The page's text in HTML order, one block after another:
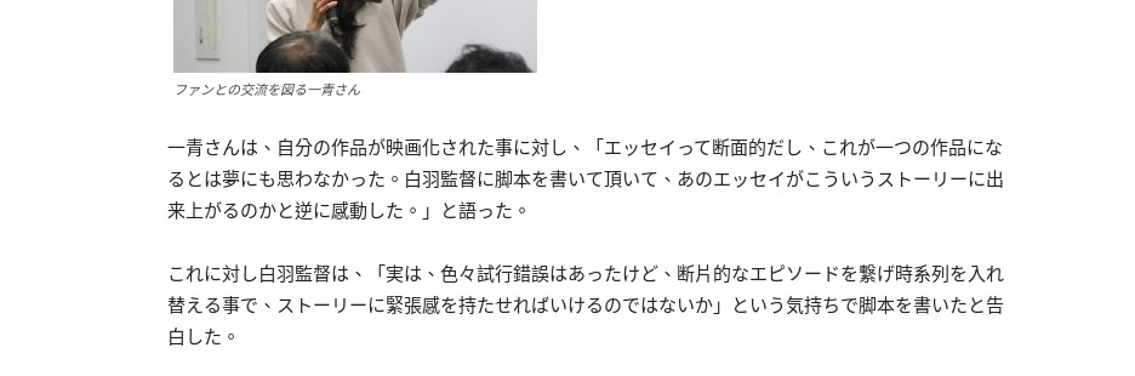
ファンとの交流を図る一青さん
一青さんは、自分の作品が映画化された事に対し、「エッセイって断面的だし、これが一つの作品にな
るとは夢にも思わなかった。白羽監督に脚本を書いて頂いて、あのエッセイがこういうストーリーに出
来上がるのかと逆に感動した。」と語った。
これに対し白羽監督は、「実は、色々試行錯誤はあったけど、断片的なエピソードを繋げ時系列を入れ
替える事で、ストーリーに緊張感を持たせればいけるのではないか」という気持ちで脚本を書いたと告
白した。